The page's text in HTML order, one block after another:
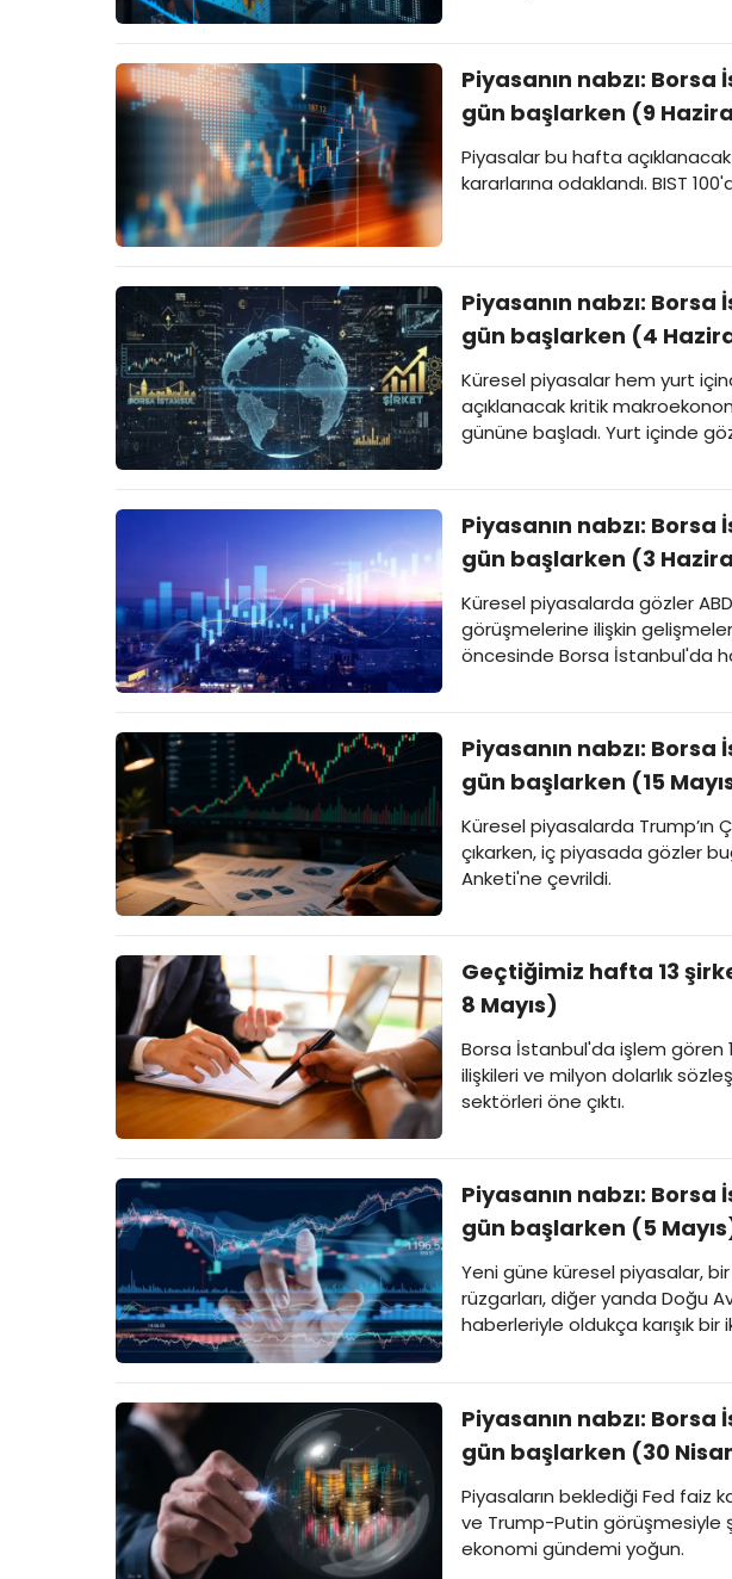
Piyasanın nabzı:
gün başlarken (9
Piyasalar bu hafta
kararlarına odaklandı. BIST
Piyasanın nabzı:
gün başlarken (4
Küresel piyasalar hem yurt
açıklanacak kritik
gününe başladı. Yurt içinde
çevrilirken, yarın gelecek
yatırımcılarda temkinli bir
Piyasanın nabzı:
gün başlarken (3
Küresel piyasalarda gözler
görüşmelerine ilişkin
öncesinde Borsa İstanbul'da
Piyasanın nabzı:
gün başlarken (15
Küresel piyasalarda Trump’ın
çıkarken, iç piyasada gözler
Anketi'ne çevrildi.
Geçtiğimiz hafta 13
8 Mayıs)
Borsa İstanbul'da işlem gören
ilişkileri ve milyon dolarlık
sektörleri öne çıktı.
Piyasanın nabzı:
gün başlarken (5
Yeni güne küresel piyasalar,
rüzgarları, diğer yanda Doğu
haberleriyle oldukça karışık bir
Piyasanın nabzı:
gün başlarken (30
Piyasaların beklediği Fed faiz
ve Trump-Putin görüşmesiyle
ekonomi gündemi yoğun.